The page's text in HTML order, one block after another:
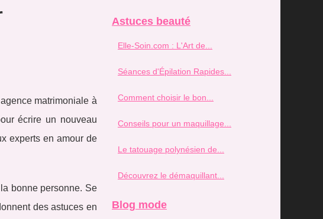
matrimoniale à
écrire un nouveau
experts en amour de
bonne personne. Se
des astuces en
Astuces beauté
Elle-Soin.com : L'Art de...
Séances d'Épilation Rapides...
Comment choisir le bon...
Conseils pour un maquillage...
Le tatouage polynésien de...
Découvrez le démaquillant...
Blog mode